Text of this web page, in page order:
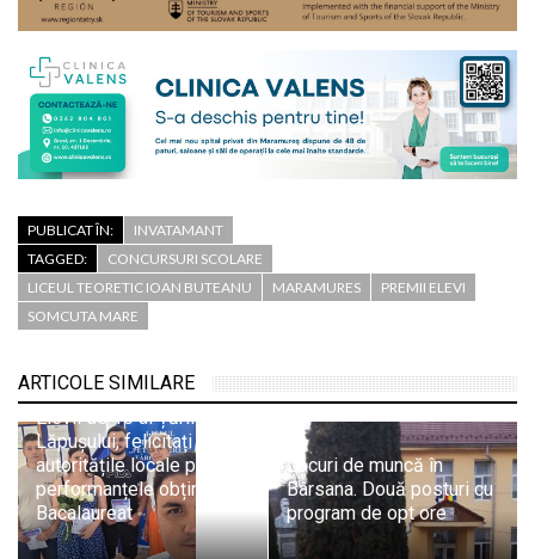
PUBLICAT ÎN:
INVATAMANT
TAGGED:
CONCURSURI SCOLARE
LICEUL TEORETIC IOAN BUTEANU
MARAMURES
PREMII ELEVI
SOMCUTA MARE
ARTICOLE SIMILARE
Elevii de 10 ai Țării
Lăpușului, felicitați de
autoritățile locale pentru
performanțele obținute la
Bacalaureat
Locuri de muncă în
Bârsana. Două posturi cu
program de opt ore